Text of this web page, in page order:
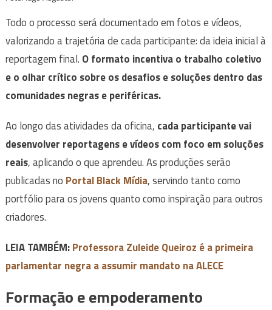
Todo o processo será documentado em fotos e vídeos,
valorizando a trajetória de cada participante: da ideia inicial à
reportagem final. O formato incentiva o trabalho coletivo
e o olhar crítico sobre os desafios e soluções dentro das
comunidades negras e periféricas.
Ao longo das atividades da oficina, cada participante vai
desenvolver reportagens e vídeos com foco em soluções
reais, aplicando o que aprendeu. As produções serão
publicadas no Portal Black Mídia, servindo tanto como
portfólio para os jovens quanto como inspiração para outros
criadores.
LEIA TAMBÉM:Professora Zuleide Queiroz é a primeira
parlamentar negra a assumir mandato na ALECE
Formação e empoderamento